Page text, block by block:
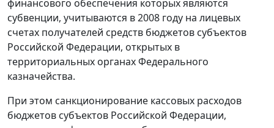
финансового обеспечения которых являются
субвенции, учитываются в 2008 году на лицевых
счетах получателей средств бюджетов субъектов
Российской Федерации, открытых в
территориальных органах Федерального
казначейства.
При этом санкционирование кассовых расходов
бюджетов субъектов Российской Федерации,